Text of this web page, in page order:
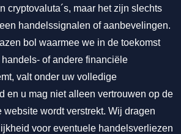
cryptovaluta´s, maar het zijn slechts
handelssignalen of aanbevelingen.
bol waarmee we in de toekomst
of andere financiële
valt onder uw volledige
en u mag niet alleen vertrouwen op de
website wordt verstrekt. Wij dragen
voor eventuele handelsverliezen